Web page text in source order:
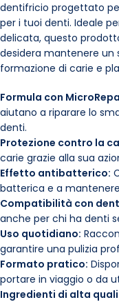
dentifricio progettato
per i tuoi denti. Ideale
delicata, questo
desidera mantenere un
formazione di carie e
Formula con
aiutano a riparare lo
denti.
Protezione contro la
carie grazie alla sua
Effetto antibatterico:
batterica e a
Compatibilità con
anche per chi ha denti
Uso quotidiano:
garantire una pulizia
Formato pratico:
portare in viaggio o da
Ingredienti di alta